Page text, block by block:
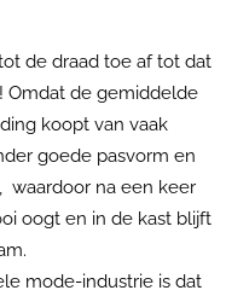
de draad toe af tot dat
! Omdat de gemiddelde
koopt van vaak
goede pasvorm en
waardoor na een keer
oogt en in de kast blijft
mode-industrie is dat